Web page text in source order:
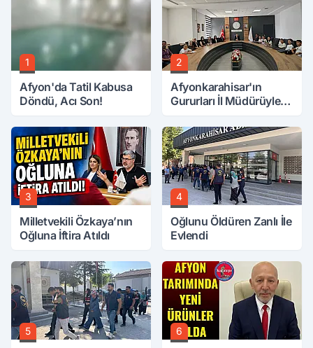
1
Afyon'da Tatil Kabusa
Döndü, Acı Son!
2
Afyonkarahisar'ın
Gururları İl Müdürüyle
3
Milletvekili Özkaya’nın
Oğluna İftira Atıldı
4
Oğlunu Öldüren Zanlı İle
Evlendi
5 6